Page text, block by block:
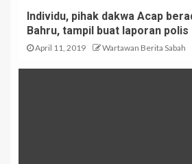
Individu, pihak dakwa Acap
Bahru, tampil buat laporan polis
April 11, 2019 Wartawan Berita Sabah